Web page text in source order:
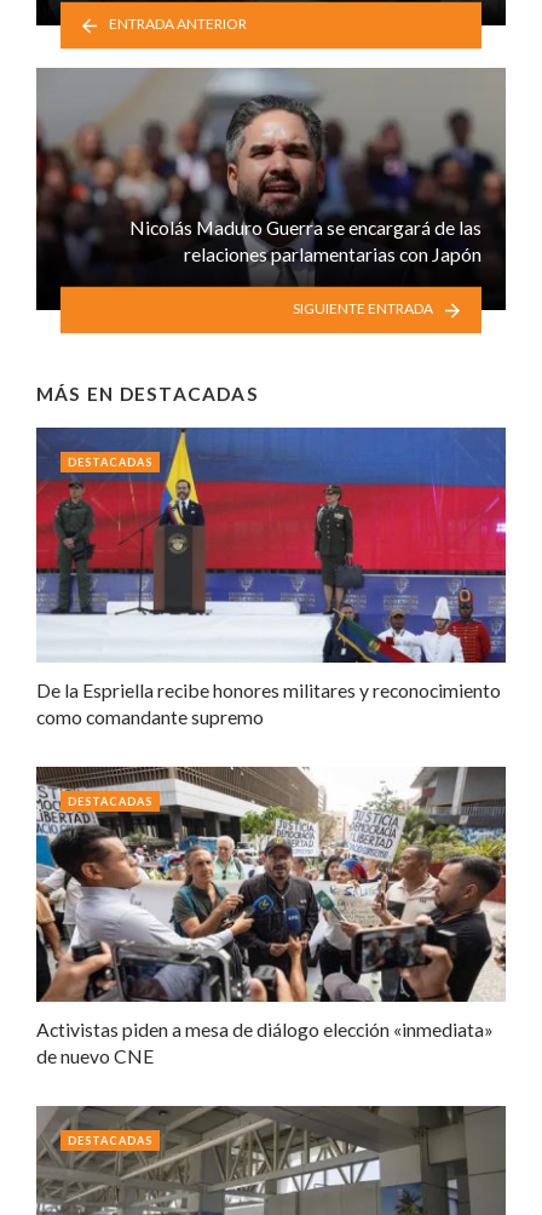
ENTRADA ANTERIOR
Nicolás Maduro Guerra se encargará de las
relaciones parlamentarias con Japón
SIGUIENTE ENTRADA
MÁS EN DESTACADAS
De la Espriella recibe honores militares y reconocimiento
como comandante supremo
DESTACADAS
Activistas piden a mesa de diálogo elección «inmediata»
de nuevo CNE
DESTACADAS
DESTACADAS